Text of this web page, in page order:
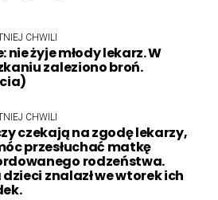
CHWILI
nie żyje młody lekarz. W
zaleziono broń.
CHWILI
czekają na zgodę lekarzy,
przesłuchać matkę
rodzeństwa.
dzieci znalazł we wtorek ich